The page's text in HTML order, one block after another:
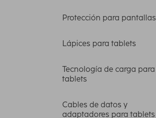
Protección para pantallas
Lápices para tablets
Tecnología de carga para
tablets
Cables de datos y
adaptadores para tablets